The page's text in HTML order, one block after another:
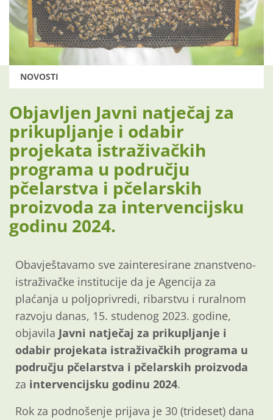
NOVOSTI
Objavljen Javni natječaj za
prikupljanje i odabir
projekata istraživačkih
programa u području
pčelarstva i pčelarskih
proizvoda za intervencijsku
godinu 2024.
Obavještavamo sve zainteresirane znanstveno-
istraživačke institucije da je Agencija za
plaćanja u poljoprivredi, ribarstvu i ruralnom
razvoju danas, 15. studenog 2023. godine,
objavila Javni natječaj za prikupljanje i
odabir projekata istraživačkih programa u
području pčelarstva i pčelarskih proizvoda
za intervencijsku godinu 2024.
Rok za podnošenje prijava je 30 (trideset) dana